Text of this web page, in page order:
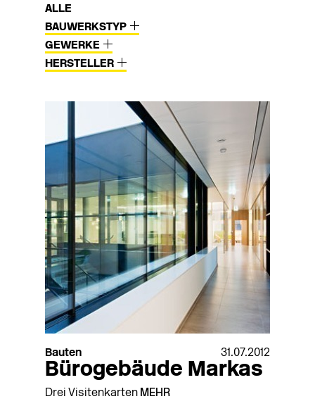
ALLE
BAUWERKSTYP
GEWERKE
HERSTELLER
Bauten 31.07.2012
Bürogebäude Markas
Drei Visitenkarten MEHR